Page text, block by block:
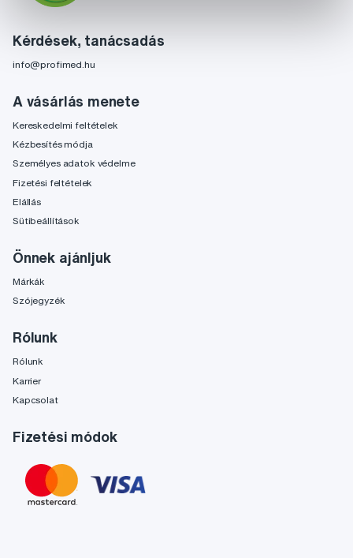
Kérdések, tanácsadás
info@profimed.hu
A vásárlás menete
Kereskedelmi feltételek
Kézbesítés módja
Személyes adatok védelme
Fizetési feltételek
Elállás
Sütibeállítások
Önnek ajánljuk
Márkák
Szójegyzék
Rólunk
Rólunk
Karrier
Kapcsolat
Fizetési módok